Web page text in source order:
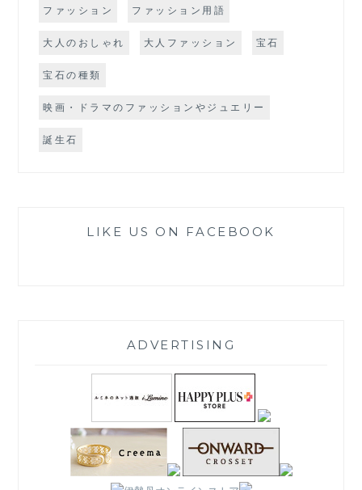
ファッション ファッション用語
大人のおしゃれ 大人ファッション 宝石
宝石の種類
映画・ドラマのファッションやジュエリー
誕生石
LIKE US ON FACEBOOK
ADVERTISING